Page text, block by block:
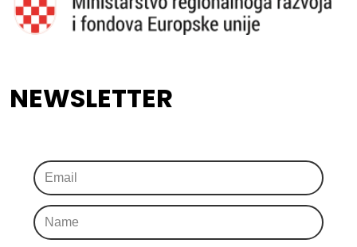
NEWSLETTER